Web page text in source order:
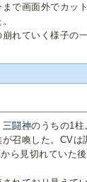
で画面外でカッ
れていく様子の
三闘神のうちの1
召喚した。CVは
ら見切れていた